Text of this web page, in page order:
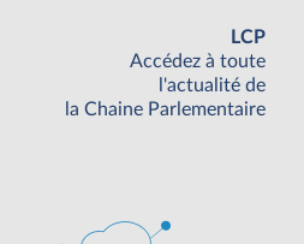
LCP
Accédez à toute
l'actualité de
la Chaine Parlementaire